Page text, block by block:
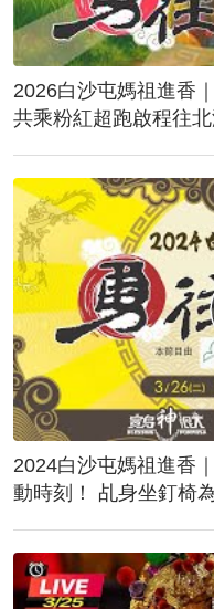
2026白沙屯媽祖進香
共乘粉紅超跑啟程往
2024白沙屯媽祖進香
動時刻！ 乩身坐釘椅